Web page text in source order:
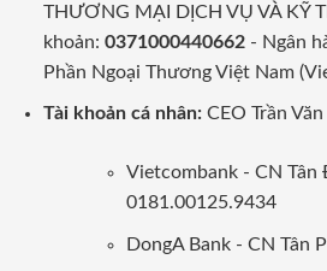
THƯƠNG MẠI DỊCH VỤ VÀ KỸ
khoản: 0371000440662- Ngân
Phần Ngoại Thương Việt Nam
Tài khoản cá nhân: CEO Trần Văn
Vietcombank - CN Tân
0181.00125.9434
DongA Bank - CN Tân